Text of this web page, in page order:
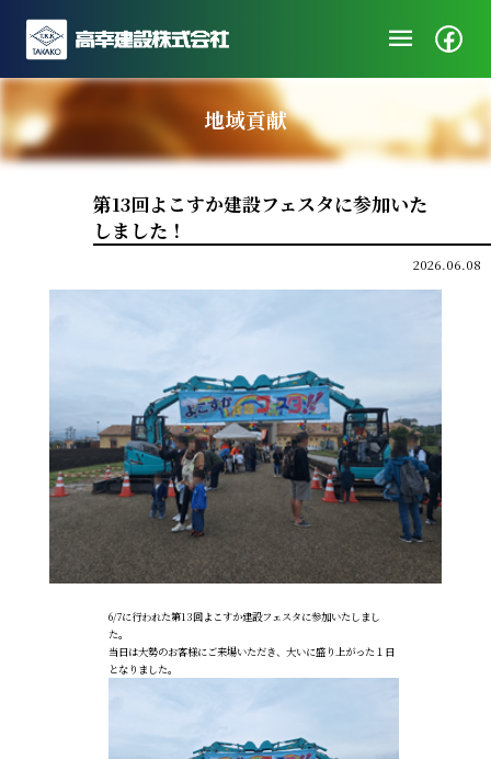
menu
企業情報
ニュース
社会・地域貢献
地域貢献
第13回よこすか建設フェスタに参加いた
しました！
2026.06.08
6/7に行われた第13回よこすか建設フェスタに参加いたしまし
た。
当日は大勢のお客様にご来場いただき、大いに盛り上がった１日
となりました。